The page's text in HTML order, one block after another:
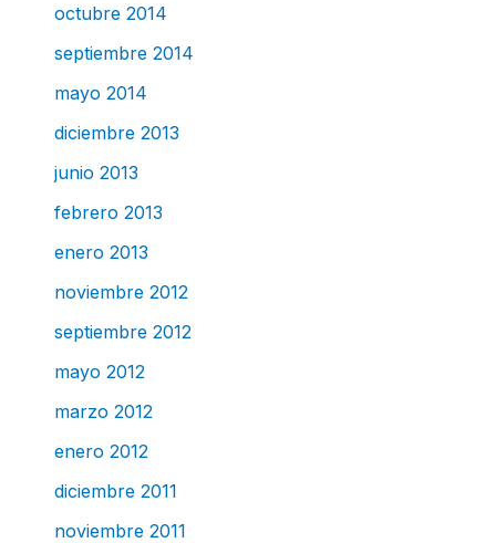
octubre 2014
septiembre 2014
mayo 2014
diciembre 2013
junio 2013
febrero 2013
enero 2013
noviembre 2012
septiembre 2012
mayo 2012
marzo 2012
enero 2012
diciembre 2011
noviembre 2011